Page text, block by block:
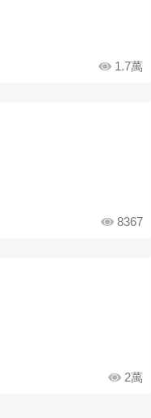
1.7萬
8367
2萬